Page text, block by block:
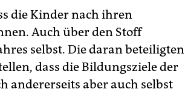
die Kinder nach ihren
Auch über den Stoff
selbst. Die daran beteiligten
dass die Bildungsziele der
andererseits aber auch selbst